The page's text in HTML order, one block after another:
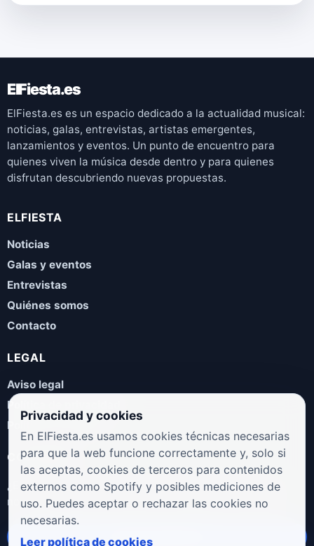
ElFiesta.es
ElFiesta.es es un espacio dedicado a la actualidad musical:
noticias, galas, entrevistas, artistas emergentes,
lanzamientos y eventos. Un punto de encuentro para
quienes viven la música desde dentro y para quienes
disfrutan descubriendo nuevas propuestas.
ELFIESTA
Noticias
Galas y eventos
Entrevistas
Quiénes somos
Contacto
LEGAL
Aviso legal
Política de privacidad
Política de cookies
COLABORA
¿Eres artista, manager, sello o promotor? Envíanos tus
novedades, galas, entrevistas o propuestas musicales.
Enviar propuesta
Privacidad y cookies
En ElFiesta.es usamos cookies técnicas necesarias
para que la web funcione correctamente y, solo si
las aceptas, cookies de terceros para contenidos
externos como Spotify y posibles mediciones de
uso. Puedes aceptar o rechazar las cookies no
necesarias.
Leer política de cookies